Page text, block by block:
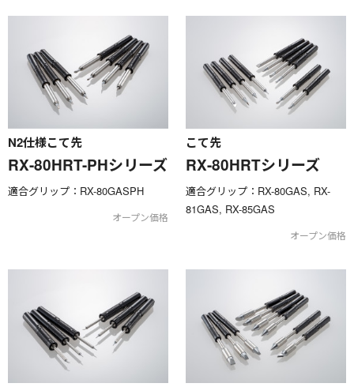
N2仕様こて先
RX-80HRT-PHシリーズ
適合グリップ：RX-80GASPH
オープン価格
こて先
RX-80HRTシリーズ
適合グリップ：RX-80GAS, RX-
81GAS, RX-85GAS
オープン価格